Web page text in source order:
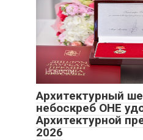
Новости
Архитектурный
небоскреб ОНЕ
Архитектурной
2026